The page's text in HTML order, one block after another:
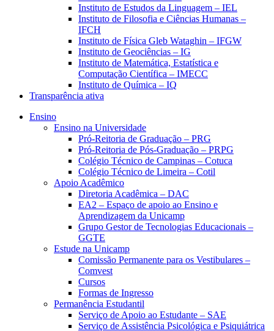
Instituto de Estudos da Linguagem – IEL
Instituto de Filosofia e Ciências Humanas –
IFCH
Instituto de Física Gleb Wataghin – IFGW
Instituto de Geociências – IG
Instituto de Matemática, Estatística e
Computação Científica – IMECC
Instituto de Química – IQ
Transparência ativa
Ensino
Ensino na Universidade
Pró-Reitoria de Graduação – PRG
Pró-Reitoria de Pós-Graduação – PRPG
Colégio Técnico de Campinas – Cotuca
Colégio Técnico de Limeira – Cotil
Apoio Acadêmico
Diretoria Acadêmica – DAC
EA2 – Espaço de apoio ao Ensino e
Aprendizagem da Unicamp
Grupo Gestor de Tecnologias Educacionais –
GGTE
Estude na Unicamp
Comissão Permanente para os Vestibulares –
Comvest
Cursos
Formas de Ingresso
Permanência Estudantil
Serviço de Apoio ao Estudante – SAE
Serviço de Assistência Psicológica e Psiquiátrica